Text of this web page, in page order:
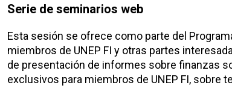
Serie de seminarios web
Esta sesión se ofrece como parte del
miembros de UNEP FI y otras partes
de presentación de informes sobre finanzas
exclusivos para miembros de UNEP FI, ​​sobre